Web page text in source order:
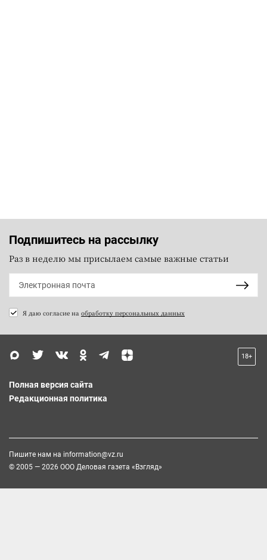
Подпишитесь на рассылку
Раз в неделю мы присылаем самые важные статьи
Я даю согласие на обработку персональных данных
18+
Полная версия сайта
Редакционная политика
Пишите нам на information@vz.ru
© 2005 — 2026 ООО Деловая газета «Взгляд»